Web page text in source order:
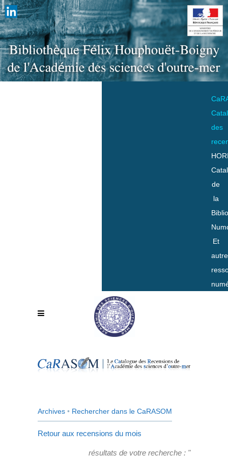
des
de
la
Et
Archives • Rechercher dans le CaRASOM
Retour aux recensions du mois
résultats de votre recherche : "